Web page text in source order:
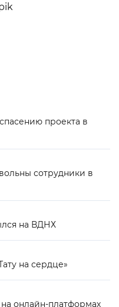
проекта в
сотрудники в
на ВДНХ
на сердце»
онлайн-платформах